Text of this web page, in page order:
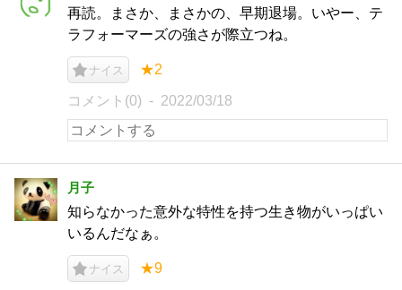
再読。まさか、まさかの、早期退場。いやー、テ
ラフォーマーズの強さが際立つね。
ナイス ★2
コメント(0) 2022/03/18
月子
知らなかった意外な特性を持つ生き物がいっぱい
いるんだなぁ。
ナイス ★9